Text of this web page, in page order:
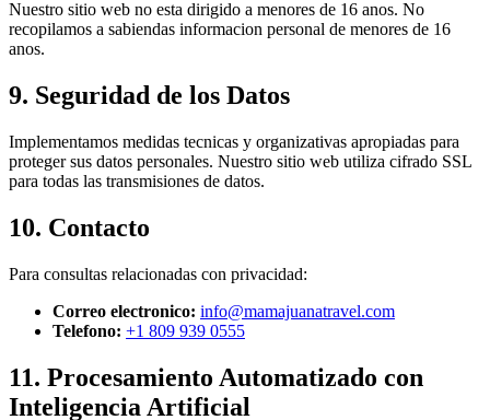
Nuestro sitio web no esta dirigido a menores de 16 anos. No
recopilamos a sabiendas informacion personal de menores de 16
anos.
9. Seguridad de los Datos
Implementamos medidas tecnicas y organizativas apropiadas para
proteger sus datos personales. Nuestro sitio web utiliza cifrado SSL
para todas las transmisiones de datos.
10. Contacto
Para consultas relacionadas con privacidad:
Correo electronico: info@mamajuanatravel.com
Telefono: +1 809 939 0555
11. Procesamiento Automatizado con
Inteligencia Artificial